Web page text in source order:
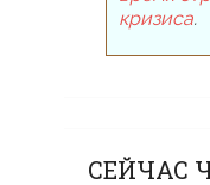
кризиса.
СЕЙЧАС